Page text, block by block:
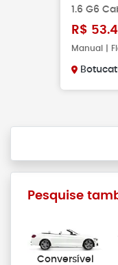
1.6 G6
R$
Manual |
Pesquise
Conversível